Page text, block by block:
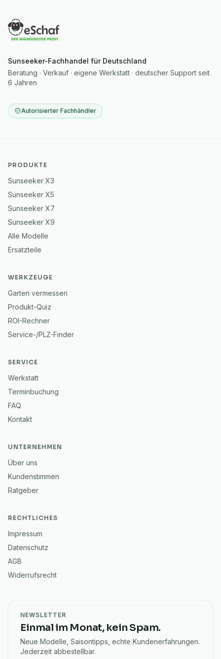
Sunseeker-Fachhandel für Deutschland
Beratung · Verkauf · eigene Werkstatt · deutscher Support seit
6 Jahren
Autorisierter Fachhändler
PRODUKTE
Sunseeker X3
Sunseeker X5
Sunseeker X7
Sunseeker X9
Alle Modelle
Ersatzteile
WERKZEUGE
Garten vermessen
Produkt-Quiz
ROI-Rechner
Service-/PLZ-Finder
SERVICE
Werkstatt
Terminbuchung
FAQ
Kontakt
UNTERNEHMEN
Über uns
Kundenstimmen
Ratgeber
RECHTLICHES
Impressum
Datenschutz
AGB
Widerrufsrecht
NEWSLETTER
Einmal im Monat, kein Spam.
Neue Modelle, Saisontipps, echte Kundenerfahrungen.
Jederzeit abbestellbar.